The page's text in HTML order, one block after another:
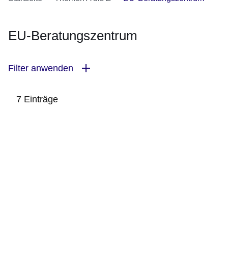
EU-Beratungszentrum
Filter anwenden
7 Einträge